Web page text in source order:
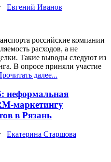
Евгений Иванов
российские компании
расходов, а не
Такие выводы следуют из
В опросе приняли участие
далее...
неформальная
маркетингу
в Рязань
Екатерина Старшова